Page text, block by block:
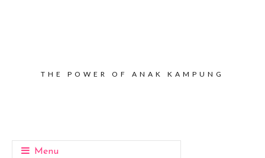
THE POWER OF ANAK KAMPUNG
Menu